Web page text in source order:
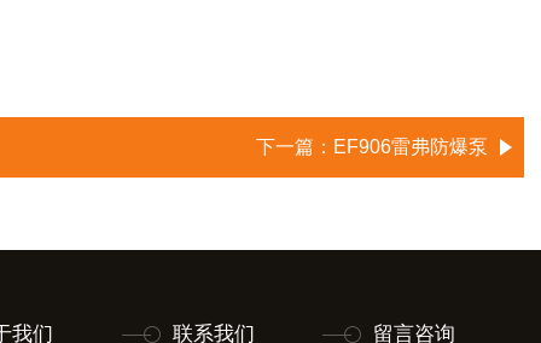
下一篇： EF906雷弗防爆泵
我们 联系我们 留言咨询